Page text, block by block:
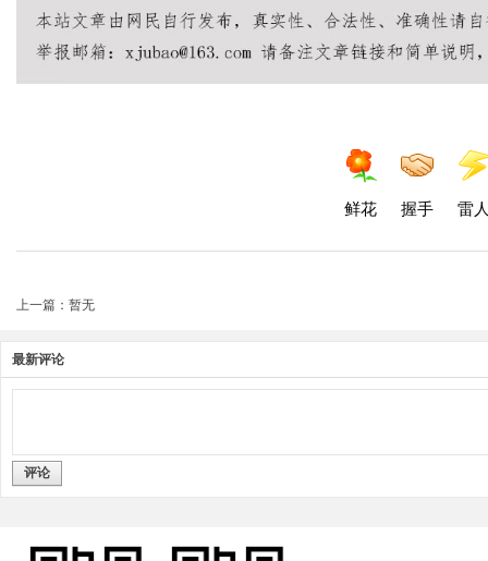
鲜花 握手 雷
上一篇：暂无
最新评论
评论